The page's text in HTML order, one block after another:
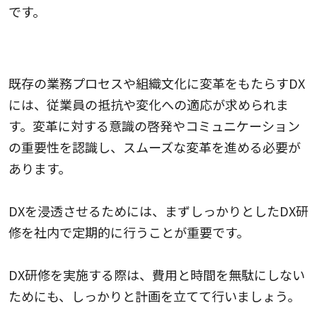
です。
既存の業務プロセスや組織文化に変革をもたらすDX
には、従業員の抵抗や変化への適応が求められま
す。変革に対する意識の啓発やコミュニケーション
の重要性を認識し、スムーズな変革を進める必要が
あります。
DXを浸透させるためには、まずしっかりとしたDX研
修を社内で定期的に行うことが重要です。
DX研修を実施する際は、費用と時間を無駄にしない
ためにも、しっかりと計画を立てて行いましょう。